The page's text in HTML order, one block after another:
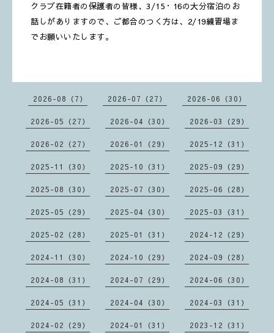
クラブ在籍者の保護者の皆様、3/15・16の大分宿泊のお
話しがありますので、ご都合のつく方は、2/19練習場ま
でお願いいたします。
2026-08（7） 2026-07（27） 2026-06（30）
2026-05（27） 2026-04（30） 2026-03（29）
2026-02（27） 2026-01（29） 2025-12（31）
2025-11（30） 2025-10（31） 2025-09（29）
2025-08（30） 2025-07（30） 2025-06（28）
2025-05（29） 2025-04（30） 2025-03（31）
2025-02（28） 2025-01（31） 2024-12（29）
2024-11（30） 2024-10（29） 2024-09（28）
2024-08（31） 2024-07（29） 2024-06（30）
2024-05（31） 2024-04（30） 2024-03（31）
2024-02（29） 2024-01（31） 2023-12（31）